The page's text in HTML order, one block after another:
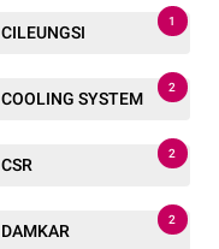
CILEUNGSI
1
COOLING SYSTEM
2
CSR
2
DAMKAR
2